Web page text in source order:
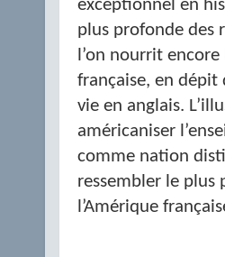
exceptionnel en
plus profonde des
l’on nourrit encore
française, en dépit
vie en anglais.
américaniser
comme nation
ressembler le plus
l’Amérique